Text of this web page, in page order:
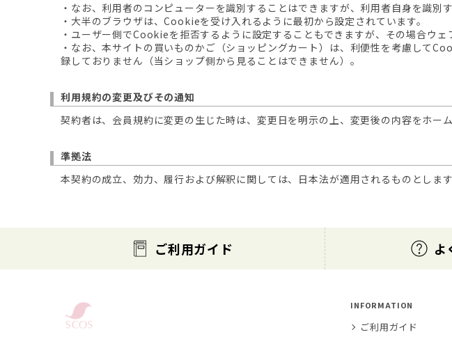
・なお、利用者のコンピューターを識別することはできますが、利用者自身を識別
・大半のブラウザは、Cookieを受け入れるように最初から設定されています。
・ユーザー側でCookieを拒否するように設定することもできますが、その場合ウェ
・なお、本サイトの買いものかご（ショッピングカート）は、利便性を考慮して
録しておりません（当ショップ側から見ることはできません）。
利用規約の変更及びその通知
契約者は、会員規約に変更の生じた時は、変更日を明示の上、変更後の内容をホー
準拠法
本契約の成立、効力、履行および解釈に関しては、日本法が適用されるものとします
ご利用ガイド よ
INFORMATION
ご利用ガイド